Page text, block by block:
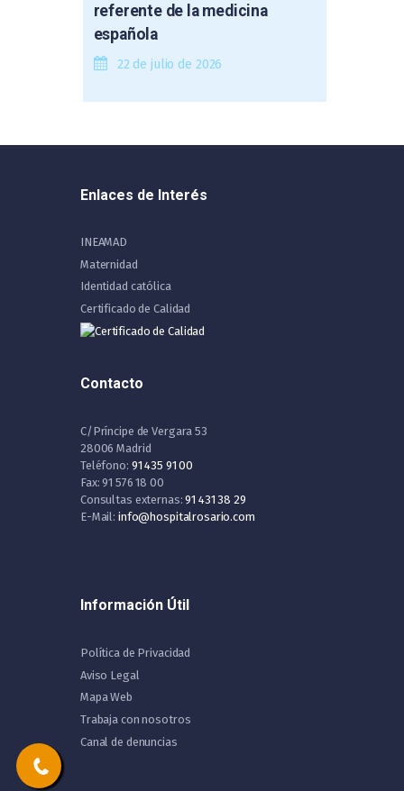
referente de la medicina
española
22 de julio de 2026
Enlaces de Interés
INEAMAD
Maternidad
Identidad católica
Certificado de Calidad
Contacto
C/Príncipe de Vergara 53
28006 Madrid
Teléfono: 91 435 91 00
Fax: 91 576 18 00
Consultas externas:91 431 38 29
E-Mail: info@hospitalrosario.com
Información Útil
Política de Privacidad
Aviso Legal
Mapa Web
Trabaja con nosotros
Canal de denuncias